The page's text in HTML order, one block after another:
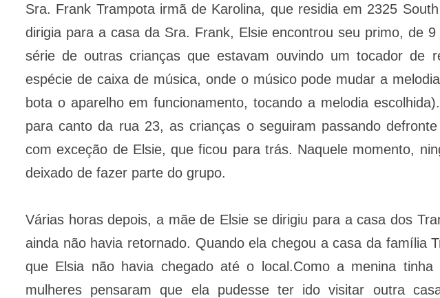
Sra. Frank Trampota irmã de Karolina, que residia em 2325
dirigia para a casa da Sra. Frank, Elsie encontrou seu primo, de
série de outras crianças que estavam ouvindo um tocador de
espécie de caixa de música, onde o músico pode mudar a
bota o aparelho em funcionamento, tocando a melodia
para canto da rua 23, as crianças o seguiram passando
com exceção de Elsie, que ficou para trás. Naquele momento,
deixado de fazer parte do grupo.
Várias horas depois, a mãe de Elsie se dirigiu para a casa dos
ainda não havia retornado. Quando ela chegou a casa da família
que Elsia não havia chegado até o local.Como a menina
mulheres pensaram que ela pudesse ter ido visitar outra